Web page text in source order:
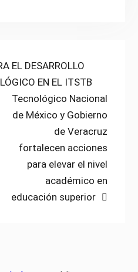
EL DESARROLLO
EN EL ITSTB
Next
post:
Tecnológico Nacional
de México y Gobierno
de Veracruz
fortalecen acciones
para elevar el nivel
académico en
educación superior